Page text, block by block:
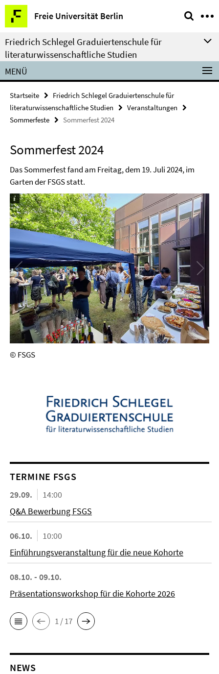
Springe
direkt
zu
Inhalt
Freie Universität Berlin
Service-
Navigation
Friedrich Schlegel Graduiertenschule für
literaturwissenschaftliche Studien
MENÜ
Startseite
Friedrich Schlegel Graduiertenschule für
literaturwissenschaftliche Studien
Veranstaltungen
Sommerfeste
Sommerfest 2024
Sommerfest 2024
Das Sommerfest fand am Freitag, dem 19. Juli 2024, im
Garten der FSGS statt.
© FSGS
TERMINE FSGS
29.09.
14:00
Q&A Bewerbung FSGS
06.10.
10:00
Einführungsveranstaltung für die neue Kohorte
08.10. - 09.10.
Präsentationsworkshop für die Kohorte 2026
1 / 17
NEWS